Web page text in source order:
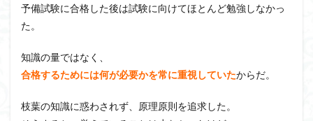
予備試験に合格した後は試験に向けてほとんど勉強しなかっ
た。
知識の量ではなく、
合格するためには何が必要かを常に重視していたからだ。
枝葉の知識に惑わされず、原理原則を追求した。